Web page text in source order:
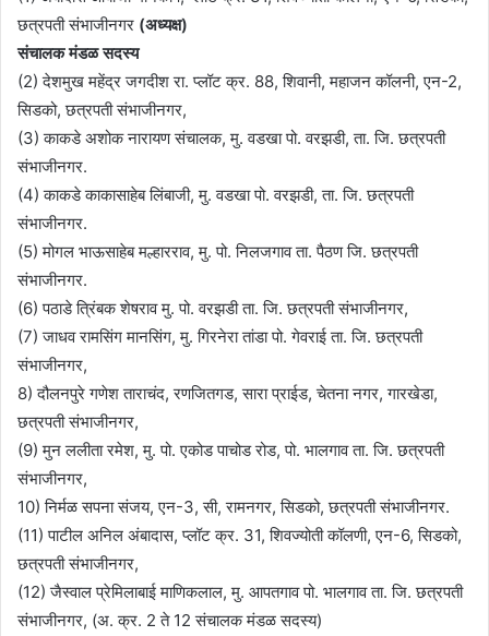
छत्रपती संभाजीनगर (अध्यक्ष)
संचालक मंडळ सदस्य
(2) देशमुख महेंद्र जगदीश रा. प्लॉट क्र. 88, शिवानी, महाजन कॉलनी, एन-2,
सिडको, छत्रपती संभाजीनगर,
(3) काकडे अशोक नारायण संचालक, मु. वडखा पो. वरझडी, ता. जि. छत्रपती
संभाजीनगर.
(4) काकडे काकासाहेब लिंबाजी, मु. वडखा पो. वरझडी, ता. जि. छत्रपती
संभाजीनगर.
(5) मोगल भाऊसाहेब मल्हारराव, मु. पो. निलजगाव ता. पैठण जि. छत्रपती
संभाजीनगर.
(6) पठाडे त्रिंबक शेषराव मु. पो. वरझडी ता. जि. छत्रपती संभाजीनगर,
(7) जाधव रामसिंग मानसिंग, मु. गिरनेरा तांडा पो. गेवराई ता. जि. छत्रपती
संभाजीनगर,
8) दौलनपुरे गणेश ताराचंद, रणजितगड, सारा प्राईड, चेतना नगर, गारखेडा,
छत्रपती संभाजीनगर,
(9) मुन ललीता रमेश, मु. पो. एकोड पाचोड रोड, पो. भालगाव ता. जि. छत्रपती
संभाजीनगर,
10) निर्मळ सपना संजय, एन-3, सी, रामनगर, सिडको, छत्रपती संभाजीनगर.
(11) पाटील अनिल अंबादास, प्लॉट क्र. 31, शिवज्योती कॉलणी, एन-6, सिडको,
छत्रपती संभाजीनगर,
(12) जैस्वाल प्रेमिलाबाई माणिकलाल, मु. आपतगाव पो. भालगाव ता. जि. छत्रपती
संभाजीनगर, (अ. क्र. 2 ते 12 संचालक मंडळ सदस्य)